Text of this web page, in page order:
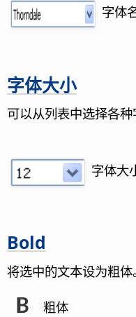
字体
字体大小
可以从列表中选择各
字体大
Bold
将选中的文本设为粗
粗体